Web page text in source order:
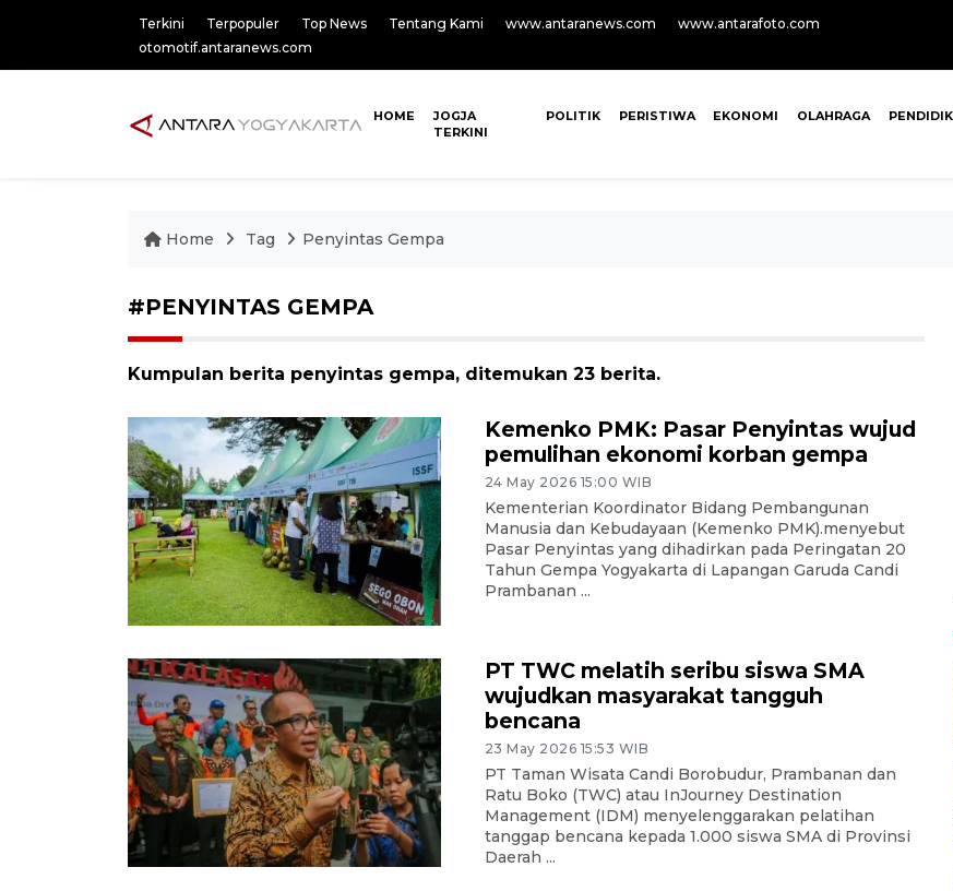
Terkini Terpopuler Top News Tentang Kami www.antaranews.com
www.antarafoto.com
otomotif.antaranews.com
HOME
JOGJA
TERKINI
POLITIK PERISTIWA EKONOMI OLAHRAGA
Home Tag Penyintas Gempa
#PENYINTAS GEMPA
Kumpulan berita penyintas gempa, ditemukan 23 berita.
Kemenko PMK: Pasar Penyintas wujud
pemulihan ekonomi korban gempa
24 May 2026 15:00 WIB
Kementerian Koordinator Bidang Pembangunan
Manusia dan Kebudayaan (Kemenko PMK).menyebut
Pasar Penyintas yang dihadirkan pada Peringatan 20
Tahun Gempa Yogyakarta di Lapangan Garuda Candi
Prambanan ...
PT TWC melatih seribu siswa SMA
wujudkan masyarakat tangguh
bencana
23 May 2026 15:53 WIB
PT Taman Wisata Candi Borobudur, Prambanan dan
Ratu Boko (TWC) atau InJourney Destination
Management (IDM) menyelenggarakan pelatihan
tanggap bencana kepada 1.000 siswa SMA di Provinsi
Daerah ...